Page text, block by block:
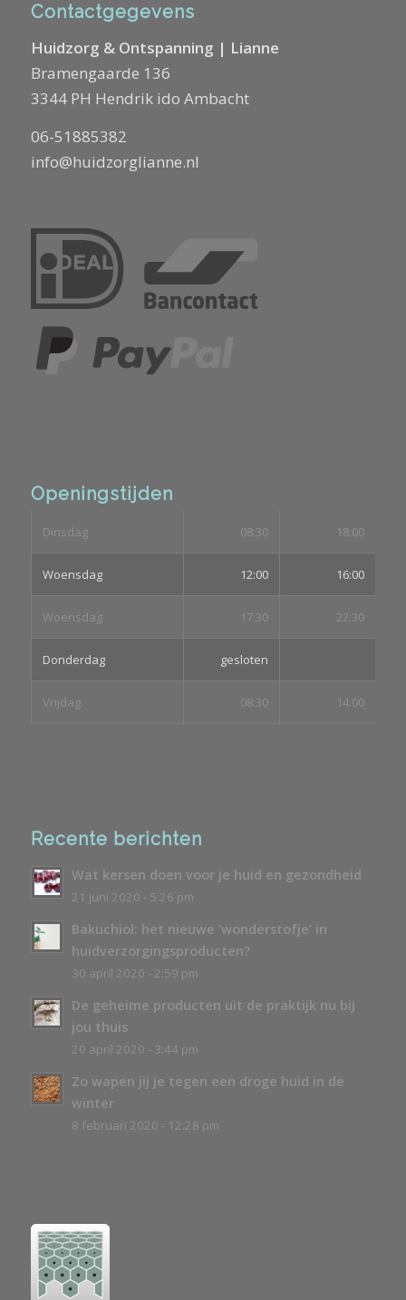
Contactgegevens
Huidzorg & Ontspanning | Lianne
Bramengaarde 136
3344 PH Hendrik ido Ambacht
06-51885382
info@huidzorglianne.nl
Openingstijden
Dinsdag 08:30 18:00
Woensdag 12:00 16:00
Woensdag 17:30 22:30
Donderdag gesloten
Vrijdag 08:30 14:00
Recente berichten
Wat kersen doen voor je huid en gezondheid
21 juni 2020 - 5:26 pm
Bakuchiol: het nieuwe ‘wonderstofje’ in
huidverzorgingsproducten?
30 april 2020 - 2:59 pm
De geheime producten uit de praktijk nu bij
jou thuis
20 april 2020 - 3:44 pm
Zo wapen jij je tegen een droge huid in de
winter
8 februari 2020 - 12:28 pm